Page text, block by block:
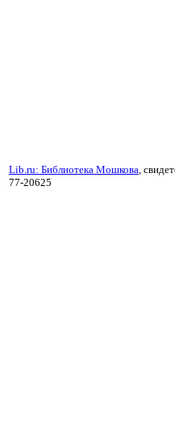
Lib.ru: Библиотека Мошкова,
77-20625